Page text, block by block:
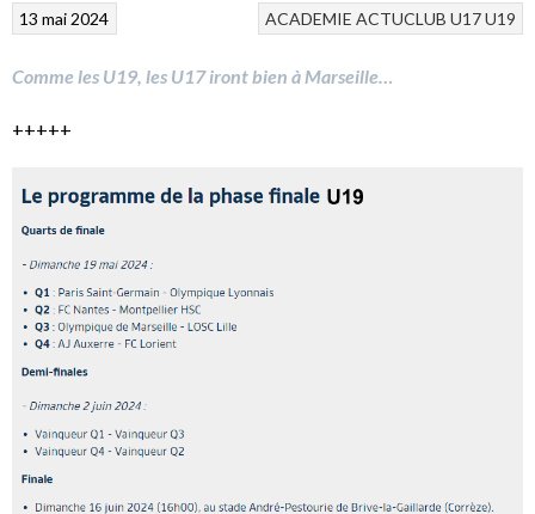
ACADEMIE ACTUCLUB U17U19
13 mai 2024
Comme les U19, les U17 iront bien à Marseille…
+++++